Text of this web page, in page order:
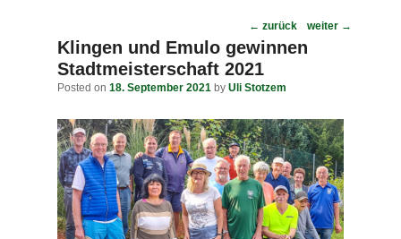
Post
navigation
← zurück weiter →
Klingen und Emulo gewinnen
Stadtmeisterschaft 2021
Posted on 18. September 2021 by Uli Stotzem